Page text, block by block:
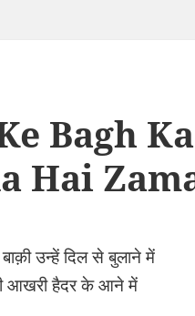
Bagh
Hai
उन्हें दिल से बुलाने में
आखरी हैदर के आने में